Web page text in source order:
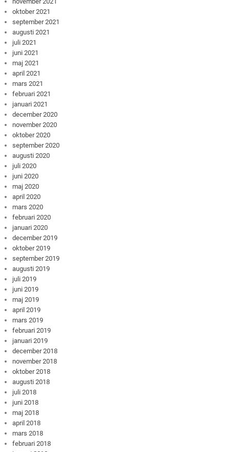
oktober 2021
september 2021
augusti 2021
juli 2021
juni 2021
maj 2021
april 2021
mars 2021
februari 2021
januari 2021
december 2020
november 2020
oktober 2020
september 2020
augusti 2020
juli 2020
juni 2020
maj 2020
april 2020
mars 2020
februari 2020
januari 2020
december 2019
oktober 2019
september 2019
augusti 2019
juli 2019
juni 2019
maj 2019
april 2019
mars 2019
februari 2019
januari 2019
december 2018
november 2018
oktober 2018
augusti 2018
juli 2018
juni 2018
maj 2018
april 2018
mars 2018
februari 2018